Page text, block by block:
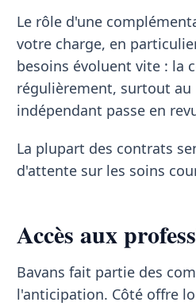
Le rôle d'une
votre charge, en
besoins évoluent vite : la
régulièrement, surtout
indépendant passe en
La plupart des contrats
d'attente sur les soins
Accès aux
Bavans fait partie des
l'anticipation. Côté offre